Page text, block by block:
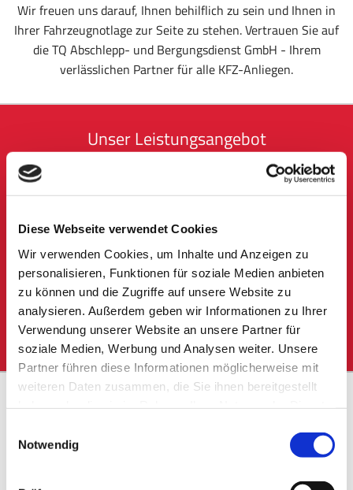
Diese Webseite verwendet Cookies
Wir verwenden Cookies, um Inhalte und Anzeigen zu
personalisieren, Funktionen für soziale Medien anbieten
zu können und die Zugriffe auf unsere Website zu
analysieren. Außerdem geben wir Informationen zu Ihrer
Verwendung unserer Website an unsere Partner für
soziale Medien, Werbung und Analysen weiter. Unsere
Partner führen diese Informationen möglicherweise mit
weiteren Daten zusammen, die Sie ihnen bereitgestellt
Notwendig
Wir freuen uns darauf, Ihnen behilflich zu sein und Ihnen in
Ihrer Fahrzeugnotlage zur Seite zu stehen. Vertrauen Sie auf
die TQ Abschlepp- und Bergungsdienst GmbH - Ihrem
verlässlichen Partner für alle KFZ-Anliegen.
Unser Leistungsangebot
Abschleppdienst | Bergungsdienst
Mietwagen
Reifenservice
KFZ Überführung
TQ Abschlepp- und Bergungsdienst GmbH
Lange Wende 3